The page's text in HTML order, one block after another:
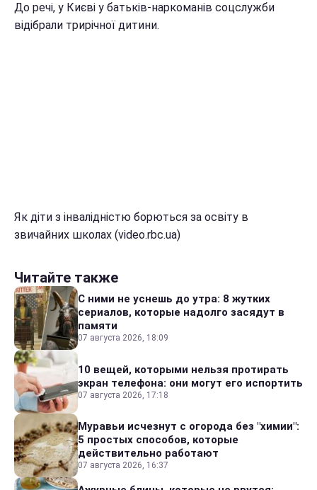
До речі, у Києві у батьків-наркоманів соцслужби
відібрали трирічної дитини.
Як діти з інвалідністю борються за освіту в
звичайних школах (video.rbc.ua)
Читайте также
С ними не уснешь до утра: 8 жутких
сериалов, которые надолго засядут в
памяти
07 августа 2026, 18:09
10 вещей, которыми нельзя протирать
экран телефона: они могут его испортить
07 августа 2026, 17:18
Муравьи исчезнут с огорода без "химии":
5 простых способов, которые
действительно работают
07 августа 2026, 16:37